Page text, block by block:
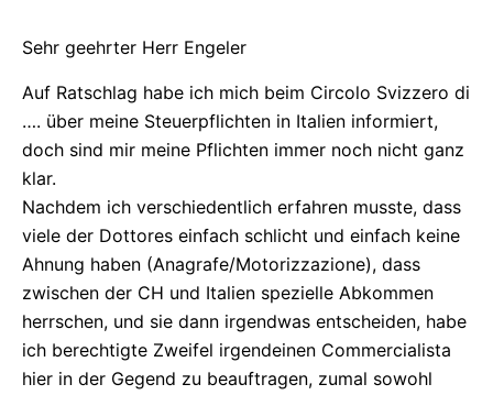
Sehr geehrter Herr Engeler
Auf Ratschlag habe ich mich beim Circolo Svizzero di
…. über meine Steuerpflichten in Italien informiert,
doch sind mir meine Pflichten immer noch nicht ganz
klar.
Nachdem ich verschiedentlich erfahren musste, dass
viele der Dottores einfach schlicht und einfach keine
Ahnung haben (Anagrafe/Motorizzazione), dass
zwischen der CH und Italien spezielle Abkommen
herrschen, und sie dann irgendwas entscheiden, habe
ich berechtigte Zweifel irgendeinen Commercialista
hier in der Gegend zu beauftragen, zumal sowohl